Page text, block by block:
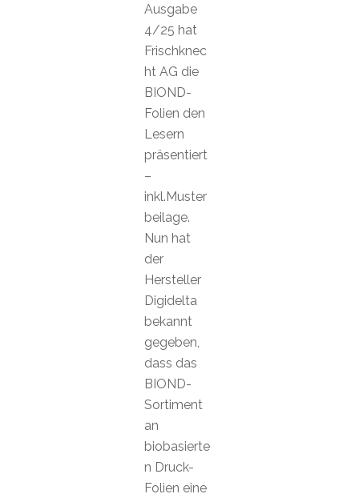
Ausgabe
4/25 hat
Frischknec
ht AG die
BIOND-
Folien den
Lesern
präsentiert
–
inkl.Muster
beilage.
Nun hat
der
Hersteller
Digidelta
bekannt
gegeben,
dass das
BIOND-
Sortiment
an
biobasierte
n Druck-
Folien eine